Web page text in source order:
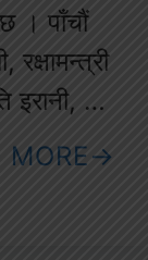
। पाँचौं
इरानी, …
MORE